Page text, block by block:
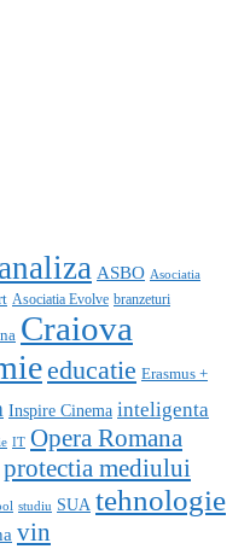
analiza ASBO Asociatia
Asociatia Evolve branzeturi
Craiova
educatie Erasmus +
Inspire Cinema inteligenta
IT Opera Romana
protectia mediului
studiu SUA tehnologie
vin